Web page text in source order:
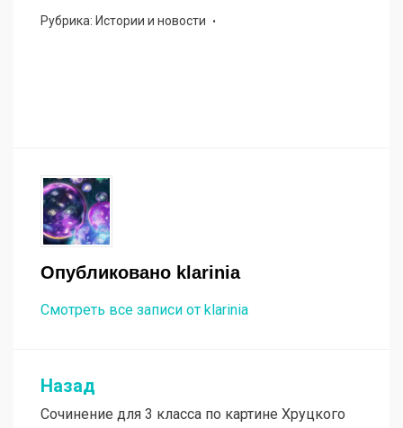
Рубрика: Истории и новости
Опубликовано klarinia
Смотреть все записи от klarinia
Навигация
по
Назад
Сочинение для 3 класса по картине Хруцкого